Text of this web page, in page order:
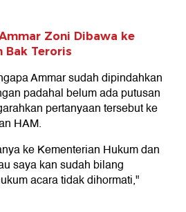
Zoni Dibawa ke
Bak Teroris
Ammar sudah dipindahkan
padahal belum ada putusan
pertanyaan tersebut ke
HAM.
ke Kementerian Hukum dan
saya kan sudah bilang
acara tidak dihormati,"